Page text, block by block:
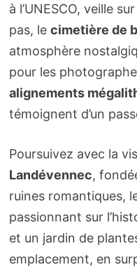
à l’UNESCO, veille
pas, le cimetière de
atmosphère
pour les
alignements
témoignent d’un
Poursuivez avec la
Landévennec,
ruines romantiques,
passionnant sur
et un jardin de
emplacement, en